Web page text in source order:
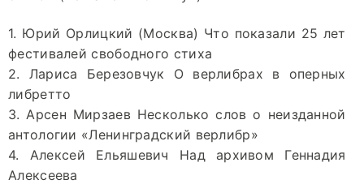
1. Юрий Орлицкий (Москва) Что показали 25 лет
фестивалей свободного стиха
2. Лариса Березовчук О верлибрах в оперных
либретто
3. Арсен Мирзаев Несколько слов о неизданной
антологии «Ленинградский верлибр»
4. Алексей Ельяшевич Над архивом Геннадия
Алексеева